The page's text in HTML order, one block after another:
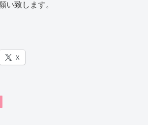
い致します。
X